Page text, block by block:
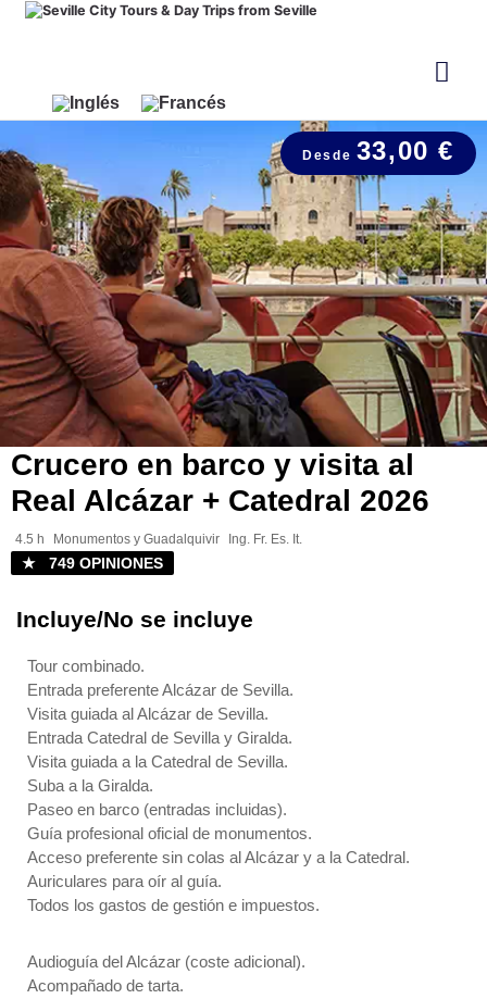
33,00 €
Crucero en barco y visita al
Real Alcázar + Catedral 2026
4.5 h Monumentos y Guadalquivir Ing. Fr. Es. It.
★ 749 OPINIONES
Incluye/No se incluye
Tour combinado.
Entrada preferente Alcázar de Sevilla.
Visita guiada al Alcázar de Sevilla.
Entrada Catedral de Sevilla y Giralda.
Visita guiada a la Catedral de Sevilla.
Suba a la Giralda.
Paseo en barco (entradas incluidas).
Guía profesional oficial de monumentos.
Acceso preferente sin colas al Alcázar y a la Catedral.
Auriculares para oír al guía.
Todos los gastos de gestión e impuestos.
Audioguía del Alcázar (coste adicional).
Acompañado de tarta.